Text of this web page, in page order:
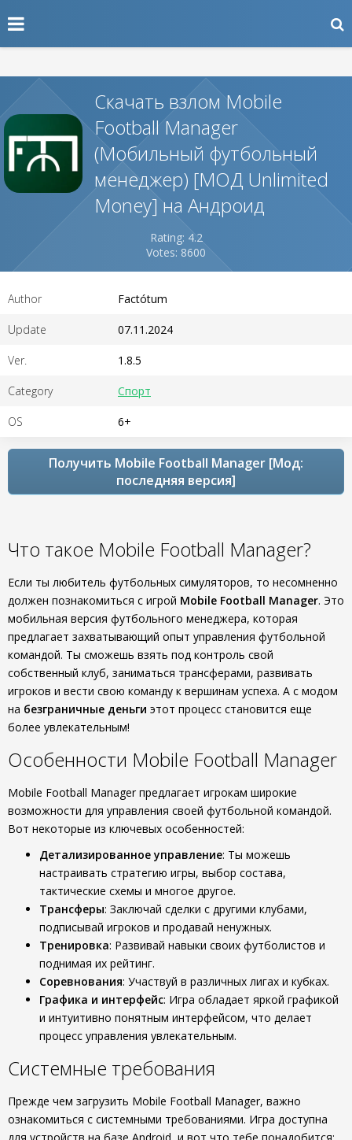
Скачать взлом Mobile
Football Manager
(Мобильный футбольный
менеджер) [МОД Unlimited
Money] на Андроид
Rating: 4.2
Votes: 8600
Author Factótum
Update 07.11.2024
Ver. 1.8.5
Category Спорт
OS 6+
Получить Mobile Football Manager [Мод:
последняя версия]
Что такое Mobile Football Manager?
Если ты любитель футбольных симуляторов, то несомненно
должен познакомиться с игрой Mobile Football Manager. Это
мобильная версия футбольного менеджера, которая
предлагает захватывающий опыт управления футбольной
командой. Ты сможешь взять под контроль свой
собственный клуб, заниматься трансферами, развивать
игроков и вести свою команду к вершинам успеха. А с модом
на безграничные деньги этот процесс становится еще
более увлекательным!
Особенности Mobile Football Manager
Mobile Football Manager предлагает игрокам широкие
возможности для управления своей футбольной командой.
Вот некоторые из ключевых особенностей:
Детализированное управление: Ты можешь
настраивать стратегию игры, выбор состава,
тактические схемы и многое другое.
Трансферы: Заключай сделки с другими клубами,
подписывай игроков и продавай ненужных.
Тренировка: Развивай навыки своих футболистов и
поднимая их рейтинг.
Соревнования: Участвуй в различных лигах и кубках.
Графика и интерфейс: Игра обладает яркой графикой
и интуитивно понятным интерфейсом, что делает
процесс управления увлекательным.
Системные требования
Прежде чем загрузить Mobile Football Manager, важно
ознакомиться с системными требованиями. Игра доступна